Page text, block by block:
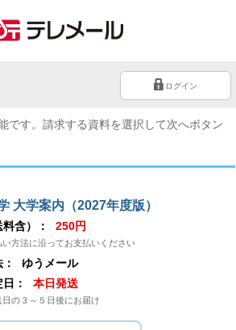
ログイン
です。請求する資料を選択して次へボタン
大学案内（2027年度版）
含）： 250円
い方法に沿ってお支払いください
ゆうメール
：
本日発送
の３～５日後にお届け